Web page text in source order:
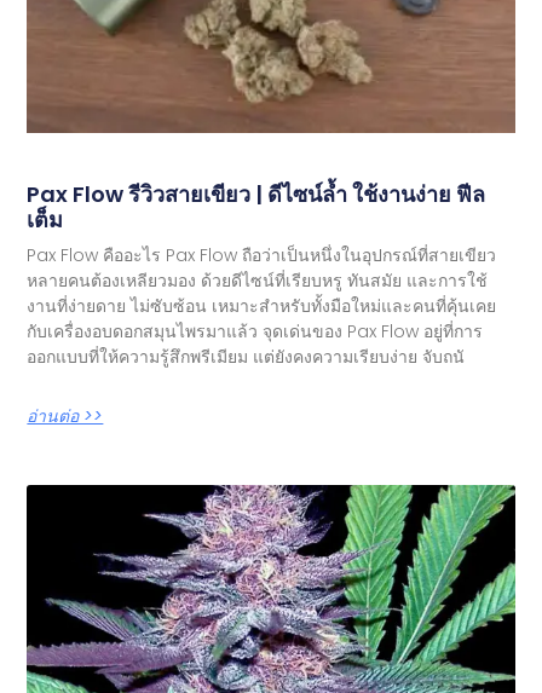
Pax Flow รีวิวสายเขียว | ดีไซน์ล้ำ ใช้งานง่าย ฟีล
เต็ม
Pax Flow คืออะไร Pax Flow ถือว่าเป็นหนึ่งในอุปกรณ์ที่สายเขียว
หลายคนต้องเหลียวมอง ด้วยดีไซน์ที่เรียบหรู ทันสมัย และการใช้
งานที่ง่ายดาย ไม่ซับซ้อน เหมาะสำหรับทั้งมือใหม่และคนที่คุ้นเคย
กับเครื่องอบดอกสมุนไพรมาแล้ว จุดเด่นของ Pax Flow อยู่ที่การ
ออกแบบที่ให้ความรู้สึกพรีเมียม แต่ยังคงความเรียบง่าย จับถนั
อ่านต่อ >>